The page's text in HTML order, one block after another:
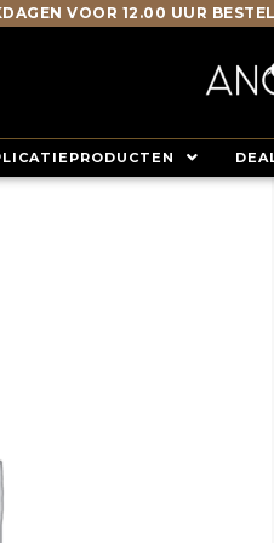
VOOR 12.00 UUR